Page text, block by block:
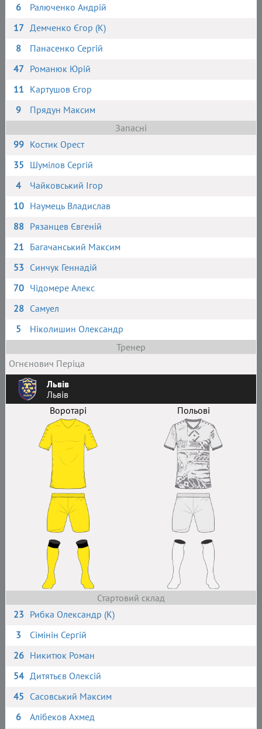
6
Ралюченко Андрій
17 Демченко Єгор (К)
8
Панасенко Сергій
47 Романюк Юрій
11 Картушов Єгор
9
Прядун Максим
Запасні
99 Костик Орест
35 Шумілов Сергій
4
Чайковський Ігор
10 Наумець Владислав
88 Рязанцев Євгеній
21 Багачанський Максим
53 Синчук Геннадій
70 Чідомере Алекс
28 Самуел
5
Ніколишин Олександр
Тренер
Огнєнович Періца
Львів
Львів
Воротарі
Польові
Стартовий склад
23 Рибка Олександр (К)
3
Сімінін Сергій
26 Никитюк Роман
54 Дитятьєв Олексій
45 Сасовський Максим
6
Алібеков Ахмед